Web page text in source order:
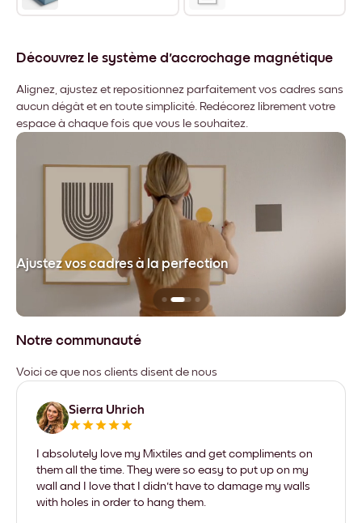
Découvrez le système d'accrochage magnétique
Alignez, ajustez et repositionnez parfaitement vos cadres sans
aucun dégât et en toute simplicité. Redécorez librement votre
espace à chaque fois que vous le souhaitez.
Ajustez vos cadres à la perfection
Notre communauté
Voici ce que nos clients disent de nous
Sierra Uhrich
I absolutely love my Mixtiles and get compliments on
them all the time. They were so easy to put up on my
wall and I love that I didn't have to damage my walls
with holes in order to hang them.